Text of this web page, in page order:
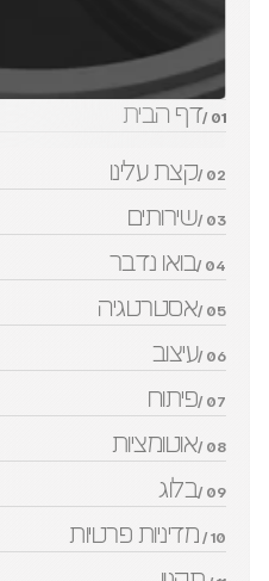
קצת עלינו 02 /
דף הבית 01 /
בואו נדבר 04 /
שירותים 03 /
עיצוב 06 /
אסטרטגיה 05 /
אוטומציות 08 /
פיתוח 07 /
מדיניות פרטיות 10 /
בלוג 09 /